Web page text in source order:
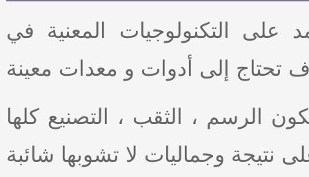
على التكنولوجيات المعنية في
تحتاج إلى أدوات و معدات معينة
الرسم ، الثقب ، التصنيع كلها
وجماليات لا تشوبها شائبة